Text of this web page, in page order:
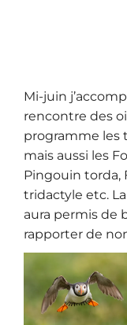
Mi-juin
rencontre des
programme les
mais aussi les
Pingouin torda,
tridactyle etc.
aura permis de
rapporter de